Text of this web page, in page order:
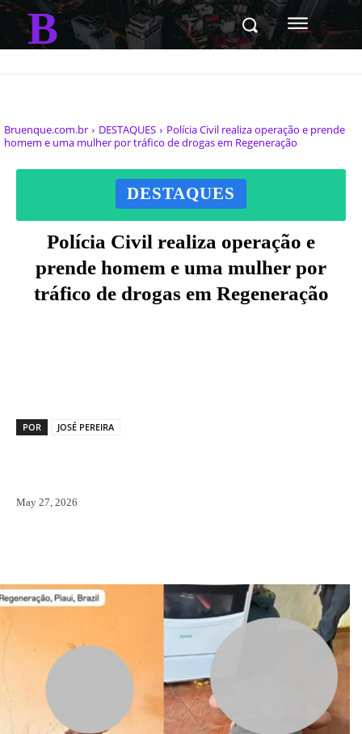
B
Bruenque.com.br DESTAQUES
Polícia Civil realiza operação e prende
homem e uma mulher por tráfico de drogas em Regeneração
DESTAQUES
Polícia Civil realiza operação e
prende homem e uma mulher por
tráfico de drogas em Regeneração
POR JOSÉ PEREIRA
May 27, 2026